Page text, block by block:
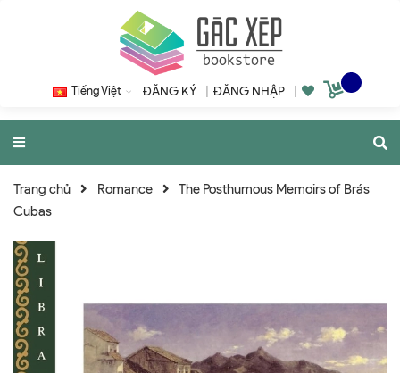
Tiếng Việt ĐĂNG KÝ ĐĂNG NHẬP
Trang chủ Romance
The Posthumous Memoirs of Brás
Cubas